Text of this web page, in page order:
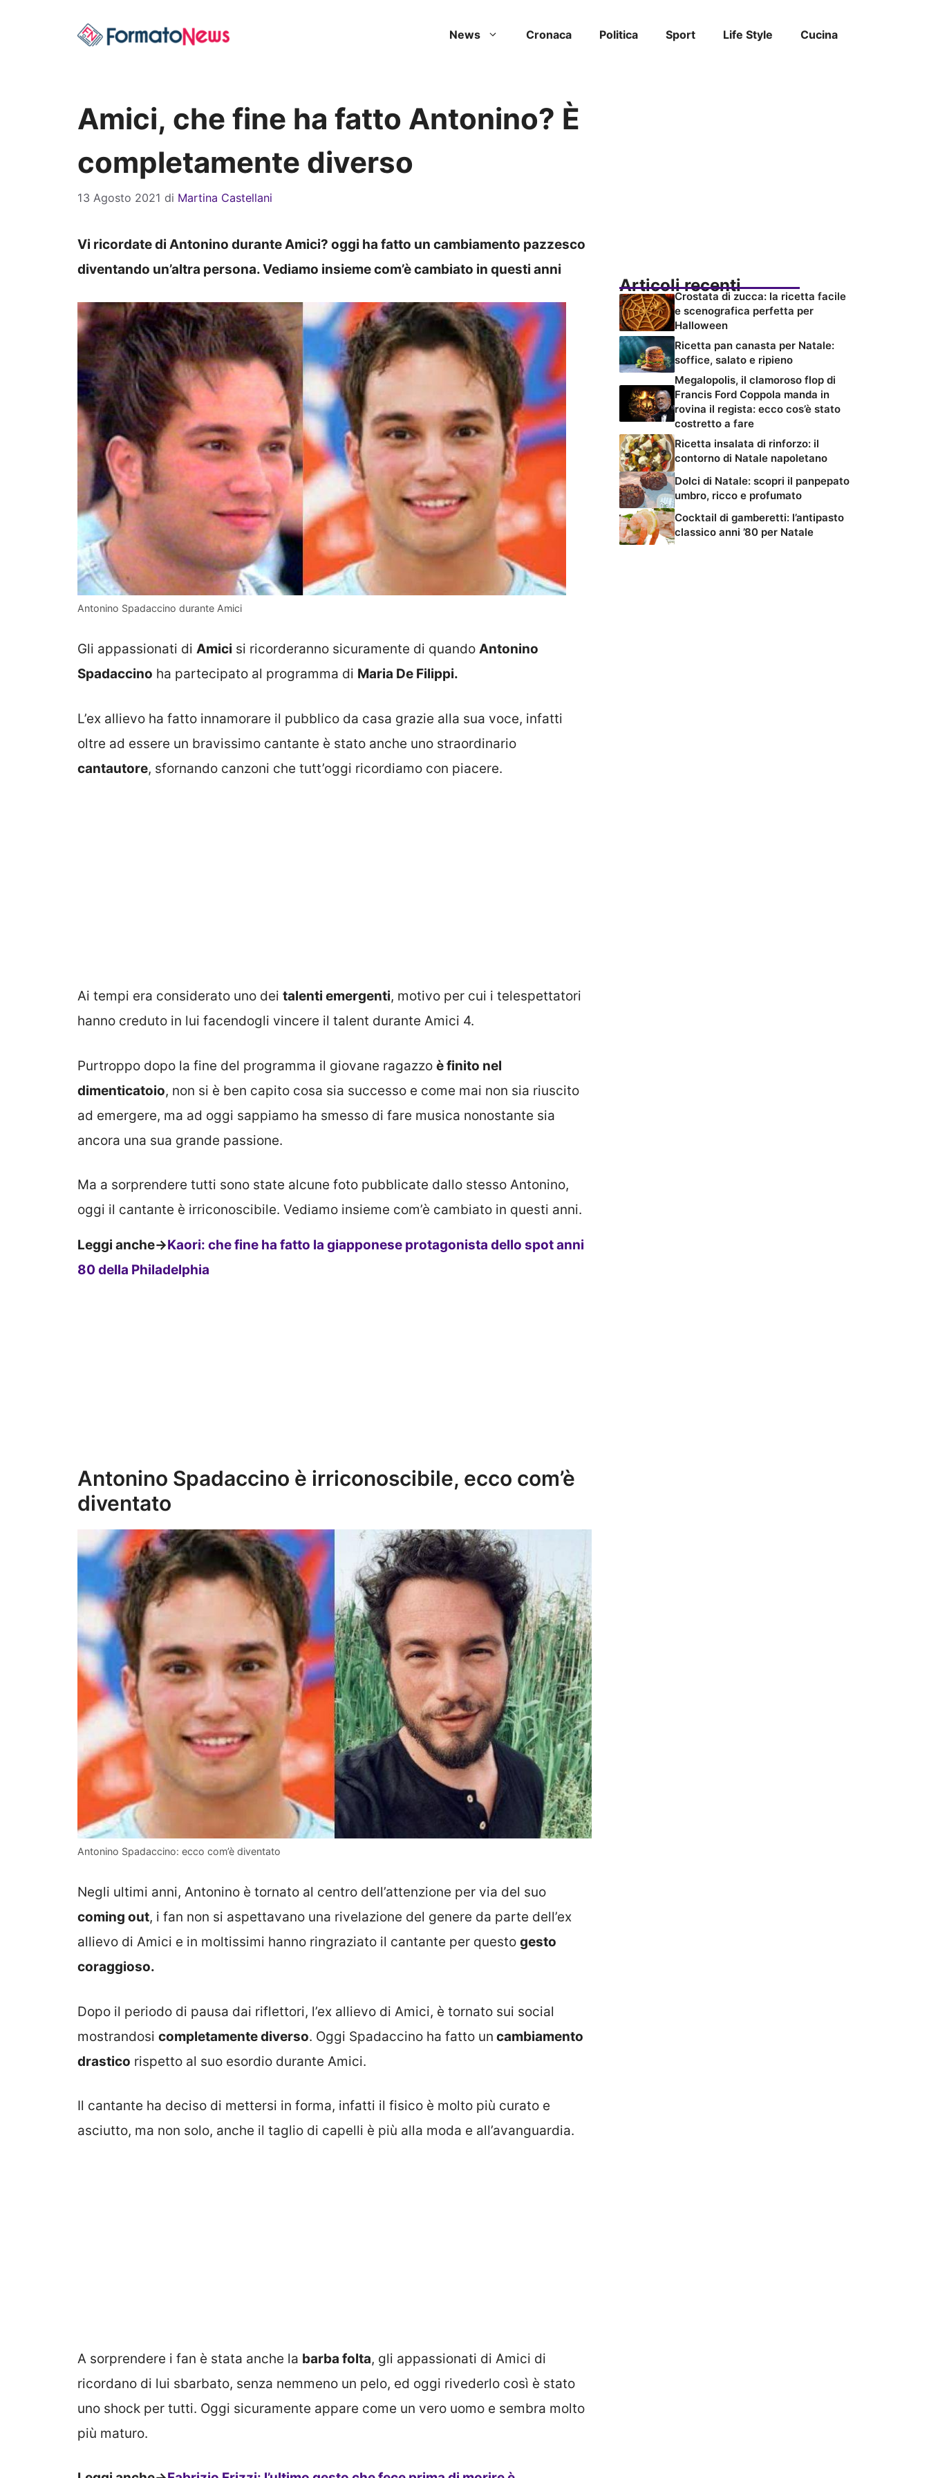
News Cronaca Politica Sport Life Style Cucina
Amici, che fine ha fatto Antonino? È
completamente diverso
13 Agosto 2021 di Martina Castellani
Vi ricordate di Antonino durante Amici? oggi ha fatto un cambiamento pazzesco
diventando un’altra persona. Vediamo insieme com’è cambiato in questi anni
Antonino Spadaccino durante Amici
Gli appassionati di Amici si ricorderanno sicuramente di quando Antonino
Spadaccino ha partecipato al programma di Maria De Filippi.
L’ex allievo ha fatto innamorare il pubblico da casa grazie alla sua voce, infatti
oltre ad essere un bravissimo cantante è stato anche uno straordinario
cantautore, sfornando canzoni che tutt’oggi ricordiamo con piacere.
Ai tempi era considerato uno dei talenti emergenti, motivo per cui i telespettatori
hanno creduto in lui facendogli vincere il talent durante Amici 4.
Purtroppo dopo la fine del programma il giovane ragazzo è finito nel
dimenticatoio, non si è ben capito cosa sia successo e come mai non sia riuscito
ad emergere, ma ad oggi sappiamo ha smesso di fare musica nonostante sia
ancora una sua grande passione.
Ma a sorprendere tutti sono state alcune foto pubblicate dallo stesso Antonino,
oggi il cantante è irriconoscibile. Vediamo insieme com’è cambiato in questi anni.
Leggi anche->Kaori: che fine ha fatto la giapponese protagonista dello spot anni
80 della Philadelphia
Antonino Spadaccino è irriconoscibile, ecco com’è
diventato
Antonino Spadaccino: ecco com’è diventato
Negli ultimi anni, Antonino è tornato al centro dell’attenzione per via del suo
coming out, i fan non si aspettavano una rivelazione del genere da parte dell’ex
allievo di Amici e in moltissimi hanno ringraziato il cantante per questo gesto
coraggioso.
Dopo il periodo di pausa dai riflettori, l’ex allievo di Amici, è tornato sui social
mostrandosi completamente diverso. Oggi Spadaccino ha fatto un cambiamento
drastico rispetto al suo esordio durante Amici.
Il cantante ha deciso di mettersi in forma, infatti il fisico è molto più curato e
asciutto, ma non solo, anche il taglio di capelli è più alla moda e all’avanguardia.
A sorprendere i fan è stata anche la barba folta, gli appassionati di Amici di
ricordano di lui sbarbato, senza nemmeno un pelo, ed oggi rivederlo così è stato
uno shock per tutti. Oggi sicuramente appare come un vero uomo e sembra molto
più maturo.
Articoli recenti
Crostata di zucca: la ricetta facile
e scenografica perfetta per
Halloween
Ricetta pan canasta per Natale:
soffice, salato e ripieno
Megalopolis, il clamoroso flop di
Francis Ford Coppola manda in
rovina il regista: ecco cos’è stato
costretto a fare
Ricetta insalata di rinforzo: il
contorno di Natale napoletano
Dolci di Natale: scopri il panpepato
umbro, ricco e profumato
Cocktail di gamberetti: l’antipasto
classico anni ’80 per Natale